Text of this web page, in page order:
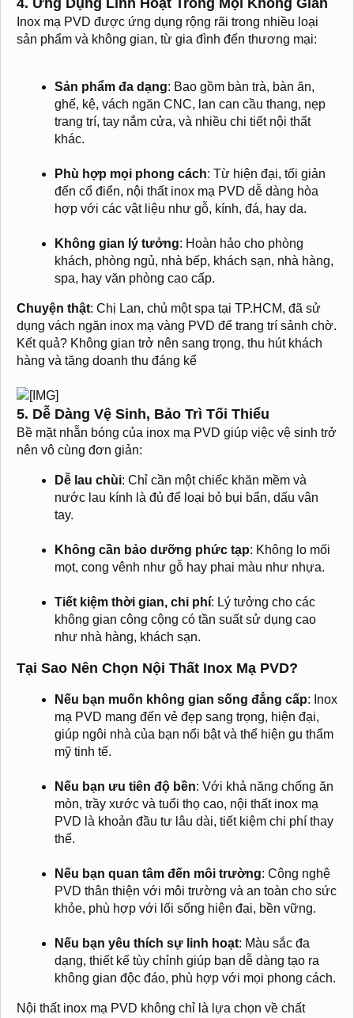
4. Ứng Dụng Linh Hoạt Trong Mọi Không Gian
Inox mạ PVD được ứng dụng rộng rãi trong nhiều loại
sản phẩm và không gian, từ gia đình đến thương mại:
Sản phẩm đa dạng: Bao gồm bàn trà, bàn ăn,
ghế, kệ, vách ngăn CNC, lan can cầu thang, nẹp
trang trí, tay nắm cửa, và nhiều chi tiết nội thất
khác.
Phù hợp mọi phong cách: Từ hiện đại, tối giản
đến cổ điển, nội thất inox mạ PVD dễ dàng hòa
hợp với các vật liệu như gỗ, kính, đá, hay da.
Không gian lý tưởng: Hoàn hảo cho phòng
khách, phòng ngủ, nhà bếp, khách sạn, nhà hàng,
spa, hay văn phòng cao cấp.
Chuyện thật: Chị Lan, chủ một spa tại TP.HCM, đã sử
dụng vách ngăn inox mạ vàng PVD để trang trí sảnh chờ.
Kết quả? Không gian trở nên sang trọng, thu hút khách
hàng và tăng doanh thu đáng kể
5. Dễ Dàng Vệ Sinh, Bảo Trì Tối Thiểu
Bề mặt nhẵn bóng của inox mạ PVD giúp việc vệ sinh trở
nên vô cùng đơn giản:
Dễ lau chùi: Chỉ cần một chiếc khăn mềm và
nước lau kính là đủ để loại bỏ bụi bẩn, dấu vân
tay.
Không cần bảo dưỡng phức tạp: Không lo mối
mọt, cong vênh như gỗ hay phai màu như nhựa.
Tiết kiệm thời gian, chi phí: Lý tưởng cho các
không gian công cộng có tần suất sử dụng cao
như nhà hàng, khách sạn.
Tại Sao Nên Chọn Nội Thất Inox Mạ PVD?
Nếu bạn muốn không gian sống đẳng cấp: Inox
mạ PVD mang đến vẻ đẹp sang trọng, hiện đại,
giúp ngôi nhà của bạn nổi bật và thể hiện gu thẩm
mỹ tinh tế.
Nếu bạn ưu tiên độ bền: Với khả năng chống ăn
mòn, trầy xước và tuổi thọ cao, nội thất inox mạ
PVD là khoản đầu tư lâu dài, tiết kiệm chi phí thay
thế.
Nếu bạn quan tâm đến môi trường: Công nghệ
PVD thân thiện với môi trường và an toàn cho sức
khỏe, phù hợp với lối sống hiện đại, bền vững.
Nếu bạn yêu thích sự linh hoạt: Màu sắc đa
dạng, thiết kế tùy chỉnh giúp bạn dễ dàng tạo ra
không gian độc đáo, phù hợp với mọi phong cách.
Nội thất inox mạ PVD không chỉ là lựa chọn về chất